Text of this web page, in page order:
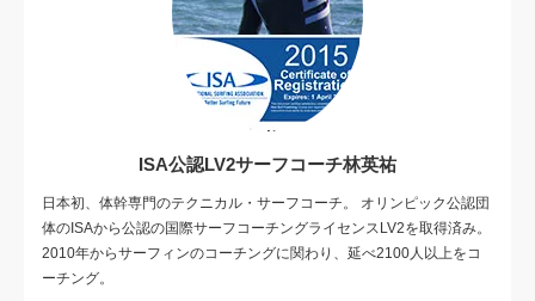
ISA公認LV2サーフコーチ林英祐
日本初、体幹専門のテクニカル・サーフコーチ。 オリンピック公認団
体のISAから公認の国際サーフコーチングライセンスLV2を取得済み。
2010年からサーフィンのコーチングに関わり、延べ2100人以上をコ
ーチング。